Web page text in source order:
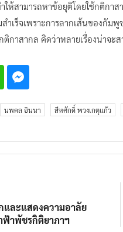
ห้สามารถหาข้อยุติโดยใช้กติกา
ำเร็จเพราะการลากเส้นของกั
ติกาสากล คิดว่าหลายเรื่องน่าจะ
นพดล อินนา สีหศักดิ์ พวงเกตุแก้ว
และแสดงความอาลัย
ฟ้าพัชรกิติยาภาฯ